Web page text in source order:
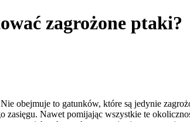
zagrożone ptaki?
obejmuje to gatunków, które są jedynie
zasięgu. Nawet pomijając wszystkie te